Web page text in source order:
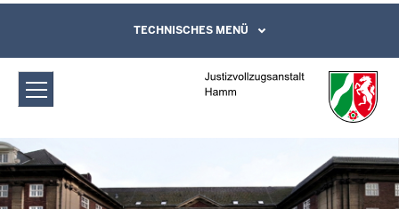
Justizvollzugsanstalt Hamm:
Ehrenamtliche Aufgaben
Direkt zum Inhalt
Leichte Sprache, Gebärdensprachenvideo
und Kontaktformular
TECHNISCHES MENÜ